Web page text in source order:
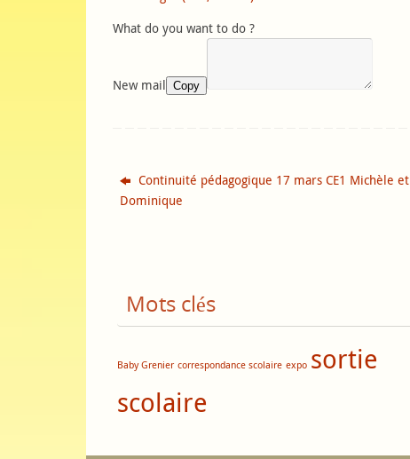
What do you want to do ?
New mail Copy
Continuité pédagogique 17 mars CE1 Michèle et
Dominique
Mots clés
Baby Grenier correspondance scolaire expo sortie
scolaire